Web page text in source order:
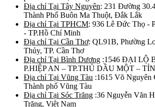
Địa chỉ Tại Tây Nguyên: 231 Đường
Thành Phố Buôn Ma Thuột, Đắk Lắk
Địa chỉ Tại TPHCM: 936 Lê Đức Thọ -
- TP.Hồ Chí Minh
Địa chỉ Tại Cần Thơ: QL91B, Phường
Thủy, TP. Cần Thơ
Địa chỉ Tại Bình Dương :1546 ĐẠI LỘ
P.HIỆP AN – TP.THỦ DẦU MỘT –
Địa chỉ Tại Vũng Tàu :1615 Võ Nguyên
Thành phố Vũng Tàu
Địa chỉ Tại Sóc Trăng :36 Nguyễn Văn
Trăng, Việt Nam